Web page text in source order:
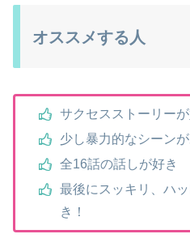
オススメする人
サクセスストーリーが
少し暴力的なシーン
全16話の話しが好き
最後にスッキリ、ハ
き！